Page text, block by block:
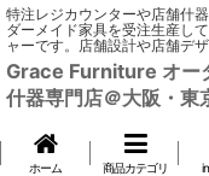
特注レジカウンターや店舗什
ダーメイド家具を受注生産し
ャーです。店舗設計や店舗デザ
Grace Furniture オー
什器専門店＠大阪・東
ホーム 商品カテゴリ